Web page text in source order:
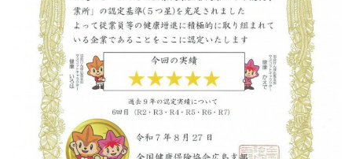
新着情報
採用情報
営業事務
営業